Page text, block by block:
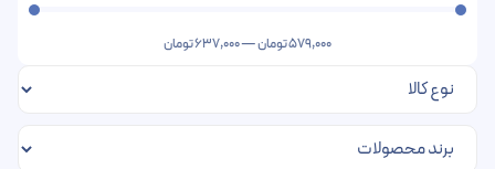
579,000تومان—
637,000تومان